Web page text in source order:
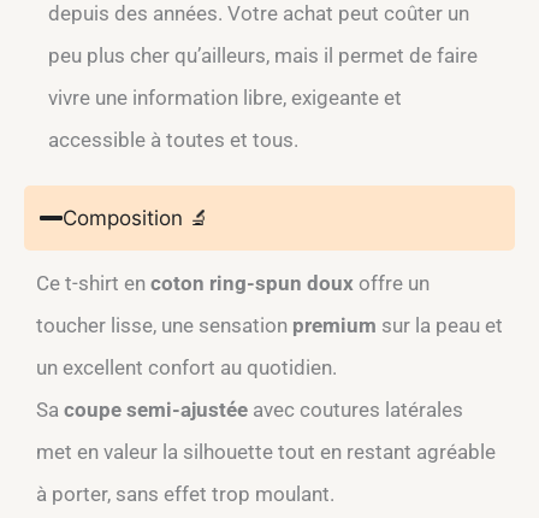
depuis des années. Votre achat peut coûter un
peu plus cher qu’ailleurs, mais il permet de faire
vivre une information libre, exigeante et
accessible à toutes et tous.
Composition 🔬
Ce t-shirt en coton ring-spun doux offre un
toucher lisse, une sensation premium sur la peau et
un excellent confort au quotidien.​
Sa coupe semi-ajustée avec coutures latérales
met en valeur la silhouette tout en restant agréable
à porter, sans effet trop moulant.​